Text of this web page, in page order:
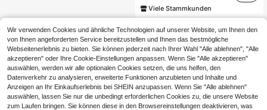
Viele Stammkunden
Wir verwenden Cookies und ähnliche Technologien auf unserer Website, um Ihnen den
von Ihnen angeforderten Service bereitzustellen und Ihnen das bestmögliche
Webseitenerlebnis zu bieten. Sie können jederzeit nach Ihrer Wahl "Alle ablehnen", "Alle
akzeptieren" oder Ihre Cookie-Einstellungen anpassen. Wenn Sie "Alle akzeptieren"
auswählen, werden wir alle optionalen Cookies setzen, die uns helfen, den
Datenverkehr zu analysieren, erweiterte Funktionen anzubieten und Inhalte und
Anzeigen an Ihr Einkaufserlebnis bei SHEIN anzupassen. Wenn Sie "Alle ablehnen"
auswählen, lassen Sie nur die unbedingt erforderlichen Cookies zu, die unsere Website
zum Laufen bringen. Sie können diese in den Browsereinstellungen deaktivieren, was